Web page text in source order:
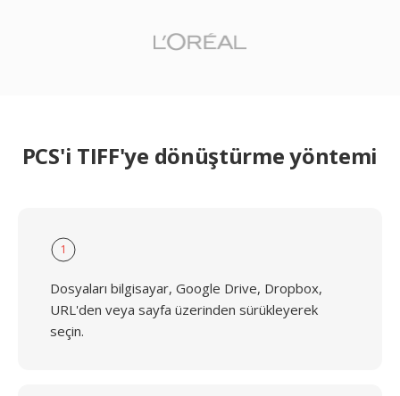
PCS'i TIFF'ye dönüştürme yöntemi
1
Dosyaları bilgisayar, Google Drive, Dropbox,
URL'den veya sayfa üzerinden sürükleyerek
seçin.